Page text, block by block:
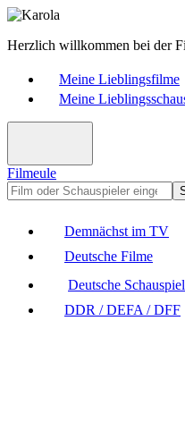
Herzlich willkommen bei der
Meine Lieblingsfilme
Meine
Filmeule
Demnächst im TV
Deutsche Filme
Deutsche
DDR / DEFA / DFF